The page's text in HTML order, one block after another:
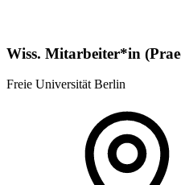
Wiss. Mitarbeiter*in
Freie Universität Berlin